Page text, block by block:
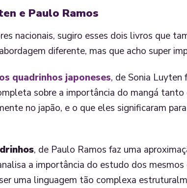
e Paulo Ramos
nacionais, sugiro esses dois livros que
diferente, mas que acho super
quadrinhos japoneses, de Sonia Luyten
sobre a importância do mangá
no japão, e o que eles significaram
, de Paulo Ramos faz uma
a importância do estudo dos mesmos
uma linguagem tão complexa